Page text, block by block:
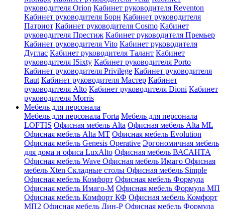
руководителя Orion Кабинет руководителя Reventon
Кабинет руководителя Борн Кабинет руководителя
Патриот Кабинет руководителя Cosmo Кабинет
руководителя Престиж Кабинет руководителя Премьер
Кабинет руководителя Vito Кабинет руководителя
Дуглас Кабинет руководителя Талант Кабинет
руководителя ISixty Кабинет руководителя Porto
Кабинет руководителя Privilege Кабинет руководителя
Raut Кабинет руководителя Мастер Кабинет
руководителя Alto Кабинет руководителя Dioni Кабинет
руководителя Morris
Мебель для персонала
Мебель для персонала Forta Мебель для персонала
LOFTIS Офисная мебель Alta Офисная мебель Alta ML
Офисная мебель Alta MT Офисная мебель Evolution
Офисная мебель Genesis Operative Эргономичная мебель
для дома и офиса LuxAlto Офисная мебель ВАСАНТА
Офисная мебель Wave Офисная мебель Имаго Офисная
мебель Xten Складные столы Офисная мебель Simple
Офисная мебель Комфорт Офисная мебель Формула
Офисная мебель Имаго-М Офисная мебель Формула МП
Офисная мебель Комфорт КФ Офисная мебель Комфорт
МП2 Офисная мебель Дин-Р Офисная мебель Формула